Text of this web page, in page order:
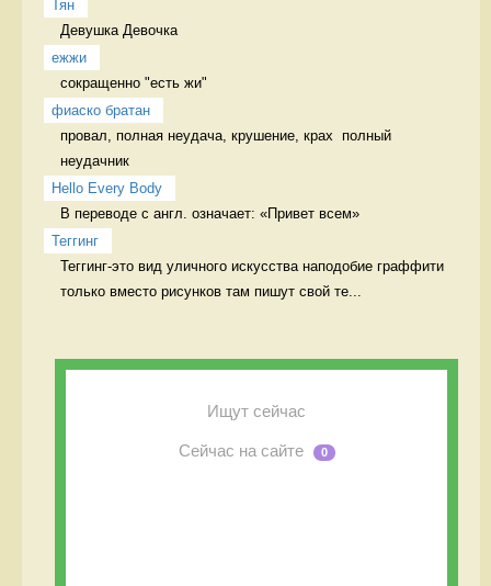
Тян
Девушка Девочка
ежжи
сокращенно "есть жи"
фиаско братан
провал, полная неудача, крушение, крах  полный
неудачник
Hello Every Body
В переводе с англ. означает: «Привет всем»
Теггинг
Теггинг-это вид уличного искусства наподобие граффити
только вместо рисунков там пишут свой те...
Ищут сейчас
Сейчас на сайте 0